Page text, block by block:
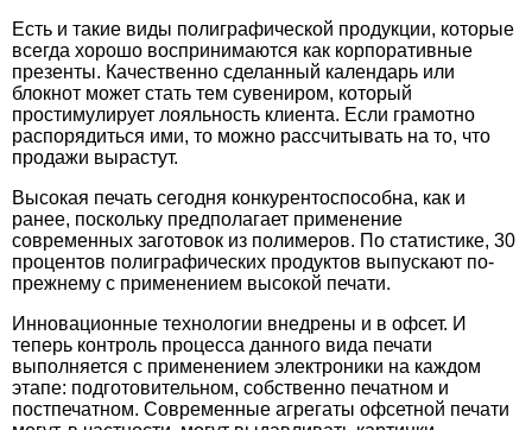
Есть и такие виды полиграфической продукции, которые
всегда хорошо воспринимаются как корпоративные
презенты. Качественно сделанный календарь или
блокнот может стать тем сувениром, который
простимулирует лояльность клиента. Если грамотно
распорядиться ими, то можно рассчитывать на то, что
продажи вырастут.
Высокая печать сегодня конкурентоспособна, как и
ранее, поскольку предполагает применение
современных заготовок из полимеров. По статистике, 30
процентов полиграфических продуктов выпускают по-
прежнему с применением высокой печати.
Инновационные технологии внедрены и в офсет. И
теперь контроль процесса данного вида печати
выполняется с применением электроники на каждом
этапе: подготовительном, собственно печатном и
постпечатном. Современные агрегаты офсетной печати